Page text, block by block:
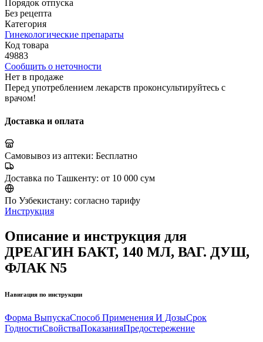
Порядок отпуска
Без рецепта
Категория
Гинекологические препараты
Код товара
49883
Сообщить о неточности
Нет в продаже
Перед употреблением лекарств проконсультируйтесь с
врачом!
Доставка и оплата
Самовывоз из аптеки: Бесплатно
Доставка по Ташкенту: от 10 000 сум
По Узбекистану: согласно тарифу
Инструкция
Описание и инструкция для
ДРЕАГИН БАКТ, 140 МЛ, ВАГ. ДУШ,
ФЛАК N5
Навигация по инструкции
Форма ВыпускаСпособ Применения И ДозыСрок
ГодностиСвойстваПоказанияПредостережение